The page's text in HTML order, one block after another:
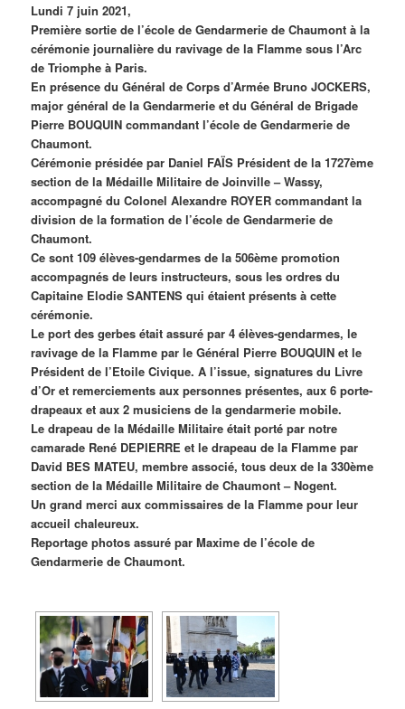
Lundi 7 juin 2021,
Première sortie de l’école de Gendarmerie de Chaumont à la
cérémonie journalière du ravivage de la Flamme sous l’Arc
de Triomphe à Paris.
En présence du Général de Corps d’Armée Bruno JOCKERS,
major général de la Gendarmerie et du Général de Brigade
Pierre BOUQUIN commandant l’école de Gendarmerie de
Chaumont.
Cérémonie présidée par Daniel FAÏS Président de la 1727ème
section de la Médaille Militaire de Joinville – Wassy,
accompagné du Colonel Alexandre ROYER commandant la
division de la formation de l’école de Gendarmerie de
Chaumont.
Ce sont 109 élèves-gendarmes de la 506ème promotion
accompagnés de leurs instructeurs, sous les ordres du
Capitaine Elodie SANTENS qui étaient présents à cette
cérémonie.
Le port des gerbes était assuré par 4 élèves-gendarmes, le
ravivage de la Flamme par le Général Pierre BOUQUIN et le
Président de l’Etoile Civique. A l’issue, signatures du Livre
d’Or et remerciements aux personnes présentes, aux 6 porte-
drapeaux et aux 2 musiciens de la gendarmerie mobile.
Le drapeau de la Médaille Militaire était porté par notre
camarade René DEPIERRE et le drapeau de la Flamme par
David BES MATEU, membre associé, tous deux de la 330ème
section de la Médaille Militaire de Chaumont – Nogent.
Un grand merci aux commissaires de la Flamme pour leur
accueil chaleureux.
Reportage photos assuré par Maxime de l’école de
Gendarmerie de Chaumont.